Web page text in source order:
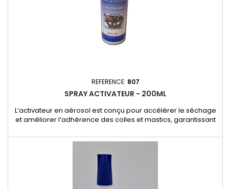
REFERENCE: 807
SPRAY ACTIVATEUR - 200ML
L’activateur en aérosol est conçu pour accélérer le séchage
et améliorer l’adhérence des colles et mastics, garantissant
séchage, idéal pour les réparations nécessitant une prise
résultat plus durable.- Facile à appliquer grâce à son format...